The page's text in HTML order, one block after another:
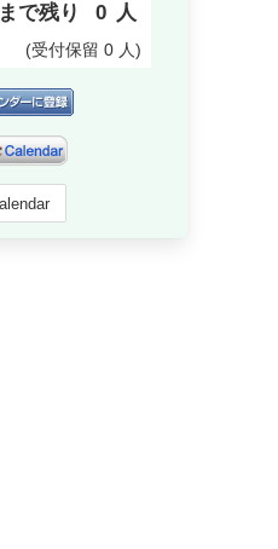
で残り 0 人
(受付保留 0 人)